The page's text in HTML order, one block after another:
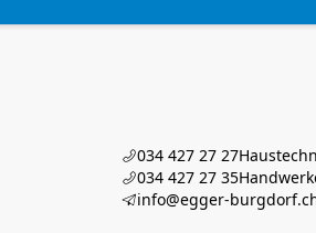
034 427 27 27
034 427 27 35
info@egger-